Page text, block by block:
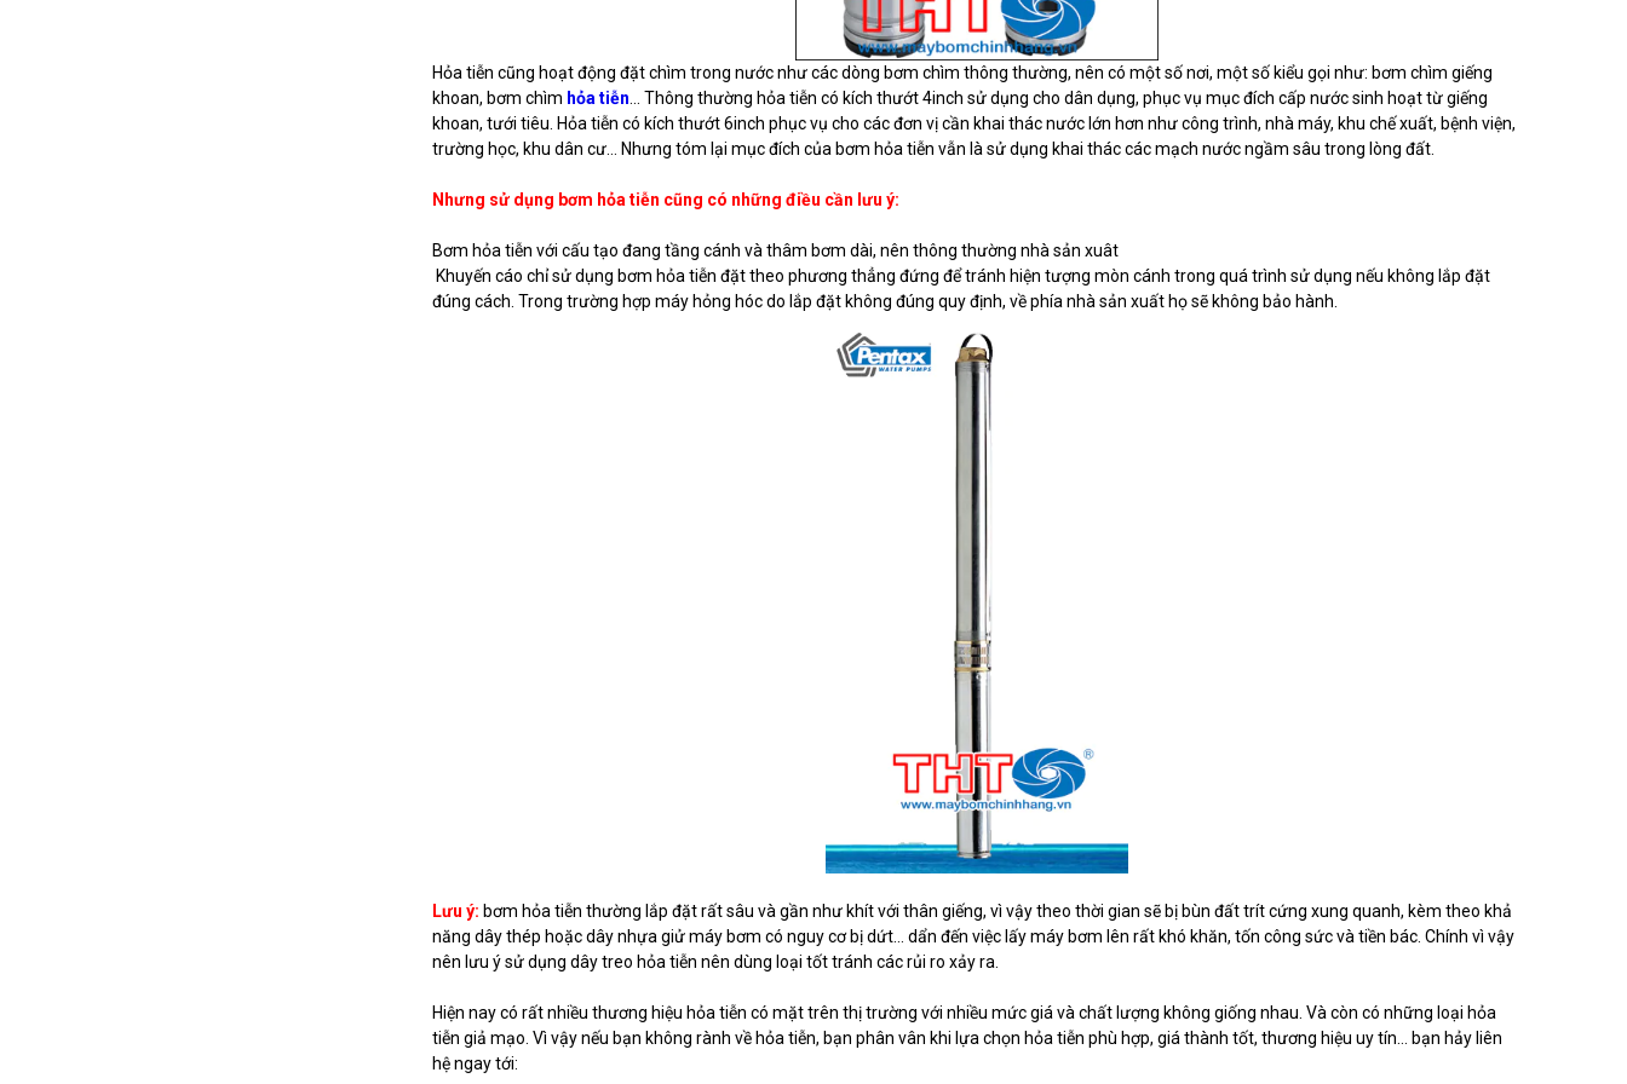
Hỏa tiễn cũng hoạt động đặt chìm trong nước như các dòng bơm chìm thông thường, nên có một số nơi, một số kiểu gọi như: bơm chìm giếng
khoan, bơm chìm hỏa tiễn ... Thông thường hỏa tiễn có kích thướt 4inch sử dụng cho dân dụng, phục vụ mục đích cấp nước sinh hoạt từ giếng
khoan, tưới tiêu. Hỏa tiễn có kích thướt 6inch phục vụ cho các đơn vị cần khai thác nước lớn hơn như công trình, nhà máy, khu chế xuất, bệnh viện,
trường học, khu dân cư… Nhưng tóm lại mục đích của bơm hỏa tiễn vẫn là sử dụng khai thác các mạch nước ngầm sâu trong lòng đất.
Nhưng sử dụng bơm hỏa tiễn cũng có những điều cần lưu ý:
Bơm hỏa tiễn với cấu tạo đang tầng cánh và thâm bơm dài, nên thông thường nhà sản xuât
Khuyến cáo chỉ sử dụng bơm hỏa tiễn đặt theo phương thẳng đứng để tránh hiện tượng mòn cánh trong quá trình sử dụng nếu không lắp đặt
đúng cách. Trong trường hợp máy hỏng hóc do lắp đặt không đúng quy định, về phía nhà sản xuất họ sẽ không bảo hành.
Lưu ý: bơm hỏa tiễn thường lắp đặt rất sâu và gần như khít với thân giếng, vì vậy theo thời gian sẽ bị bùn đất trít cứng xung quanh, kèm theo khả
năng dây thép hoặc dây nhựa giử máy bơm có nguy cơ bị dứt… dẩn đến việc lấy máy bơm lên rất khó khăn, tốn công sức và tiền bác. Chính vì vậy
nên lưu ý sử dụng dây treo hỏa tiễn nên dùng loại tốt tránh các rủi ro xảy ra.
Hiện nay có rất nhiều thương hiệu hỏa tiễn có mặt trên thị trường với nhiều mức giá và chất lượng không giống nhau. Và còn có những loại hỏa
tiễn giả mạo. Vì vậy nếu bạn không rành về hỏa tiễn, bạn phân vân khi lựa chọn hỏa tiễn phù hợp, giá thành tốt, thương hiệu uy tín… bạn hảy liên
hệ ngay tới: